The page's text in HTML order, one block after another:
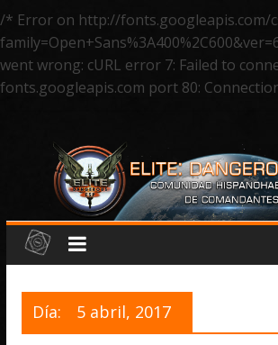
/* Error on http://fonts.googleapis.com/
went wrong: cURL error 7: Failed to
fonts.googleapis.com port 80:
Día: 5 abril, 2017